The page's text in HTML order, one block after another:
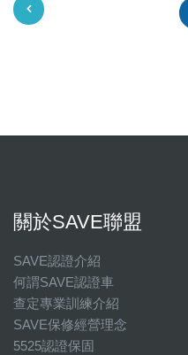
關於SAVE聯盟
SAVE認證介紹
何謂SAVE認證車
查定專業訓練介紹
SAVE保修經營理念
5525認證保固